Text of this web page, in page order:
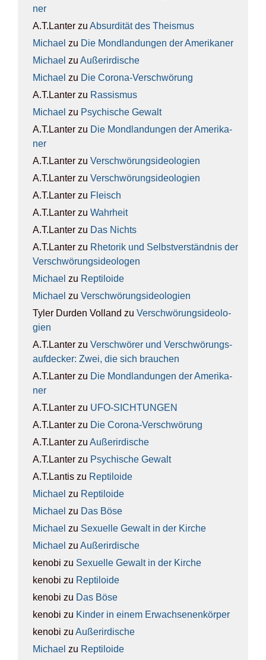
ner
A.T.Lanter zu Absur­di­tät des The­is­mus
Michael zu Die Mond­lan­dun­gen der Ame­ri­ka­ner
Michael zu Außer­ir­di­sche
Michael zu Die Coro­na-Ver­schwö­rung
A.T.Lanter zu Ras­sis­mus
Michael zu Psy­chi­sche Gewalt
A.T.Lanter zu Die Mond­lan­dun­gen der Ame­ri­ka­
ner
A.T.Lanter zu Ver­schwö­rungs­ideo­lo­gien
A.T.Lanter zu Ver­schwö­rungs­ideo­lo­gien
A.T.Lanter zu Fleisch
A.T.Lanter zu Wahr­heit
A.T.Lanter zu Das Nichts
A.T.Lanter zu Rhe­to­rik und Selbst­ver­ständ­nis der
Ver­schwö­rungs­ideo­lo­gen
Michael zu Rep­ti­lo­ide
Michael zu Ver­schwö­rungs­ideo­lo­gien
Tyler Durden Volland zu Ver­schwö­rungs­ideo­lo­
gien
A.T.Lanter zu Ver­schwö­rer und Ver­schwö­rungs­
auf­de­cker: Zwei, die sich brau­chen
A.T.Lanter zu Die Mond­lan­dun­gen der Ame­ri­ka­
ner
A.T.Lanter zu UFO-SICH­TUN­GEN
A.T.Lanter zu Die Coro­na-Ver­schwö­rung
A.T.Lanter zu Außer­ir­di­sche
A.T.Lanter zu Psy­chi­sche Gewalt
A.T.Lantis zu Rep­ti­lo­ide
Michael zu Rep­ti­lo­ide
Michael zu Das Böse
Michael zu Sexu­el­le Gewalt in der Kir­che
Michael zu Außer­ir­di­sche
kenobi zu Sexu­el­le Gewalt in der Kir­che
kenobi zu Rep­ti­lo­ide
kenobi zu Das Böse
kenobi zu Kin­der in einem Erwach­se­nen­kör­per
kenobi zu Außer­ir­di­sche
Michael zu Rep­ti­lo­ide